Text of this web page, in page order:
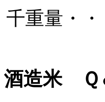
千重量・
酒造米 Ｑ